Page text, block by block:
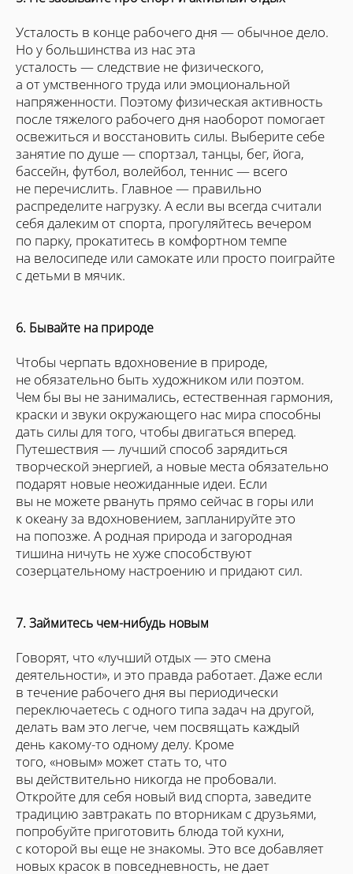
Усталость в конце рабочего дня — обычное дело.
Но у большинства из нас эта
усталость — следствие не физического,
а от умственного труда или эмоциональной
напряженности. Поэтому физическая активность
после тяжелого рабочего дня наоборот помогает
освежиться и восстановить силы. Выберите себе
занятие по душе — спортзал, танцы, бег, йога,
бассейн, футбол, волейбол, теннис — всего
не перечислить. Главное — правильно
распределите нагрузку. А если вы всегда считали
себя далеким от спорта, прогуляйтесь вечером
по парку, прокатитесь в комфортном темпе
на велосипеде или самокате или просто поиграйте
с детьми в мячик.
6. Бывайте на природе
Чтобы черпать вдохновение в природе,
не обязательно быть художником или поэтом.
Чем бы вы не занимались, естественная гармония,
краски и звуки окружающего нас мира способны
дать силы для того, чтобы двигаться вперед.
Путешествия — лучший способ зарядиться
творческой энергией, а новые места обязательно
подарят новые неожиданные идеи. Если
вы не можете рвануть прямо сейчас в горы или
к океану за вдохновением, запланируйте это
на попозже. А родная природа и загородная
тишина ничуть не хуже способствуют
созерцательному настроению и придают сил.
7. Займитесь чем-нибудь новым
Говорят, что «лучший отдых — это смена
деятельности», и это правда работает. Даже если
в течение рабочего дня вы периодически
переключаетесь с одного типа задач на другой,
делать вам это легче, чем посвящать каждый
день какому-то одному делу. Кроме
того, «новым» может стать то, что
вы действительно никогда не пробовали.
Откройте для себя новый вид спорта, заведите
традицию завтракать по вторникам с друзьями,
попробуйте приготовить блюда той кухни,
с которой вы еще не знакомы. Это все добавляет
новых красок в повседневность, не дает